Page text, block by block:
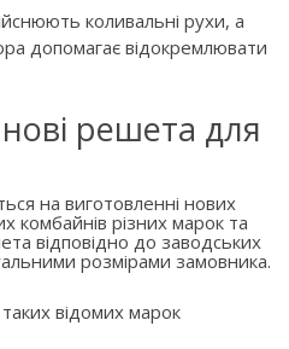
коливальні рухи, а
допомагає відокремлювати
решета для
на виготовленні нових
комбайнів різних марок та
відповідно до заводських
розмірами замовника.
відомих марок